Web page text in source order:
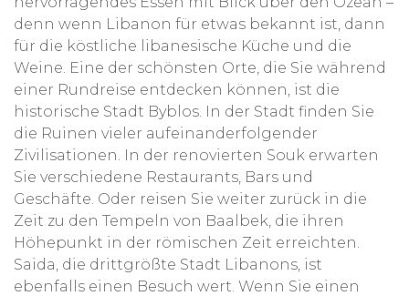
denn wenn Libanon für etwas bekannt ist, dann
für die köstliche libanesische Küche und die
Weine. Eine der schönsten Orte, die Sie während
einer Rundreise entdecken können, ist die
historische Stadt Byblos. In der Stadt finden Sie
die Ruinen vieler aufeinanderfolgender
Zivilisationen. In der renovierten Souk erwarten
Sie verschiedene Restaurants, Bars und
Geschäfte. Oder reisen Sie weiter zurück in die
Zeit zu den Tempeln von Baalbek, die ihren
Höhepunkt in der römischen Zeit erreichten.
Saida, die drittgrößte Stadt Libanons, ist
ebenfalls einen Besuch wert. Wenn Sie einen